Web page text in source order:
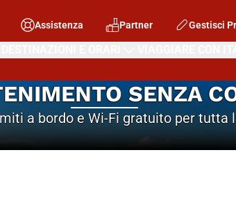
Assistenza Partner Gestisci
SENZA
a bordo e Wi-Fi gratuito per tutta